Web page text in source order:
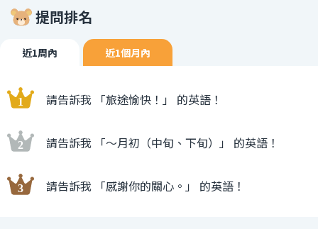
提問排名
近1周內 近1個月內
請告訴我 「旅途愉快！」 的英語！
請告訴我 「〜月初（中旬、下旬）」 的英語！
請告訴我 「感謝你的關心。」 的英語！